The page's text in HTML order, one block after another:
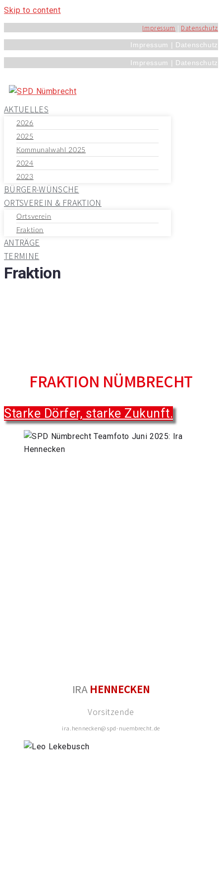
Skip to content
Impressum | Datenschutz
Impressum | Datenschutz
Impressum | Datenschutz
AKTUELLES
2026
2025
Kommunalwahl 2025
2024
2023
BÜRGER-WÜNSCHE
ORTSVEREIN & FRAKTION
Ortsverein
Fraktion
ANTRÄGE
TERMINE
Fraktion
FRAKTION NÜMBRECHT
Starke Dörfer, starke Zukunft.
IRA HENNECKEN
Vorsitzende
ira.hennecken@spd-nuembrecht.de